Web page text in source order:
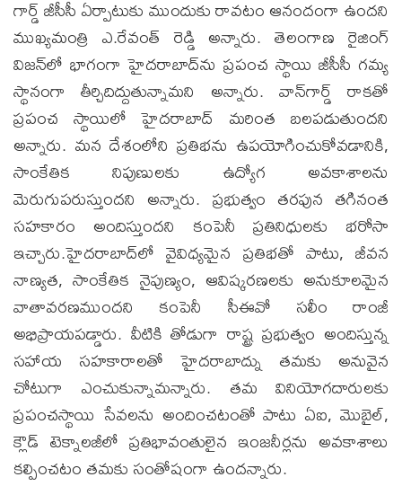
గార్డ్ జీసీసీ ఏర్పాటుకు ముందుకు రావటం ఆనందంగా ఉందని
ముఖ్యమంత్రి ఎ.రేవంత్ రెడ్డి అన్నారు. తెలంగాణ రైజింగ్
విజన్‌లో భాగంగా హైదరాబాద్‌ను ప్రపంచ స్థాయి జీసీసీ గమ్య
స్థానంగా తీర్చిదిద్దుతున్నామని అన్నారు. వాన్‌గార్డ్ రాకతో
ప్రపంచ స్థాయిలో హైదరాబాద్ మరింత బలపడుతుందని
అన్నారు. మన దేశంలోని ప్రతిభను ఉపయోగించుకోవడానికి,
సాంకేతిక నిపుణులకు ఉద్యోగ అవకాశాలను
మెరుగుపరుస్తుందని అన్నారు. ప్రభుత్వం తరఫున తగినంత
సహకారం అందిస్తుందని కంపెనీ ప్రతినిధులకు భరోసా
ఇచ్చారు.హైదరాబాద్‌లో వైవిధ్యమైన ప్రతిభతో పాటు, జీవన
నాణ్యత, సాంకేతిక నైపుణ్యం, ఆవిష్కరణలకు అనుకూలమైన
వాతావరణముందని కంపెనీ సీఈవో సలీం రాంజీ
అభిప్రాయపడ్డారు. వీటికి తోడుగా రాష్ట్ర ప్రభుత్వం అందిస్తున్న
సహాయ సహకారాలతో హైదరాబాద్ను తమకు అనువైన
చోటుగా ఎంచుకున్నామన్నారు. తమ వినియోగదారులకు
ప్రపంచస్థాయి సేవలను అందించటంతో పాటు ఏఐ, మొబైల్,
క్లౌడ్ టెక్నాలజీలో ప్రతిభావంతులైన ఇంజనీర్లను అవకాశాలు
కల్పించటం తమకు సంతోషంగా ఉందన్నారు.